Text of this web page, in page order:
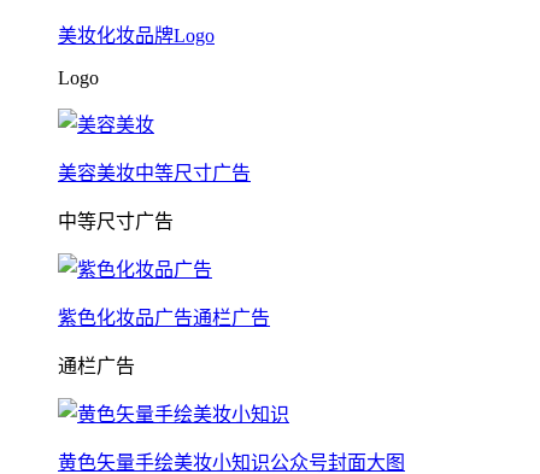
美妆化妆品牌Logo
Logo
美容美妆中等尺寸广告
中等尺寸广告
紫色化妆品广告通栏广告
通栏广告
黄色矢量手绘美妆小知识公众号封面大图